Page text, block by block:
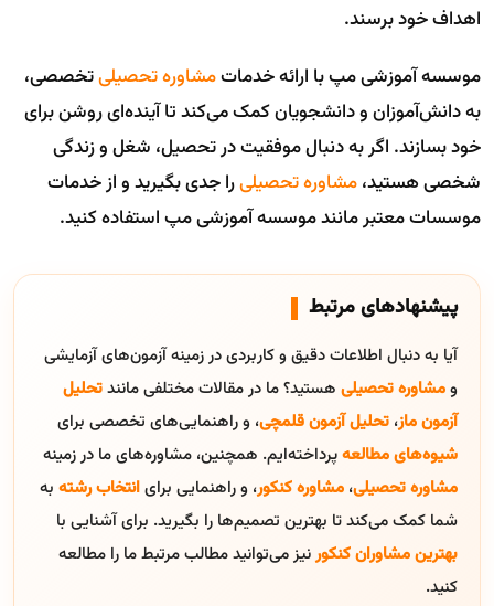
اهداف خود برسند.
موسسه آموزشی مپ با ارائه خدماتمشاوره تحصیلیتخصصی،
به دانش‌آموزان و دانشجویان کمک می‌کند تا آینده‌ای روشن برای
خود بسازند. اگر به دنبال موفقیت در تحصیل، شغل و زندگی
شخصی هستید،مشاوره تحصیلیرا جدی بگیرید و از خدمات
موسسات معتبر مانند موسسه آموزشی مپ استفاده کنید.
پیشنهادهای مرتبط
آیا به دنبال اطلاعات دقیق و کاربردی در زمینه آزمون‌های آزمایشی
ومشاوره تحصیلی هستید؟ ما در مقالات مختلفی مانندتحلیل
آزمون ماز، تحلیل آزمون قلمچی، و راهنمایی‌های تخصصی برای
شیوه‌های مطالعهپرداخته‌ایم. همچنین، مشاوره‌های ما در زمینه
مشاوره تحصیلی، مشاوره کنکور، و راهنمایی برایانتخاب رشته به
شما کمک می‌کند تا بهترین تصمیم‌ها را بگیرید. برای آشنایی با
بهترین مشاوران کنکورنیز می‌توانید مطالب مرتبط ما را مطالعه
کنید.